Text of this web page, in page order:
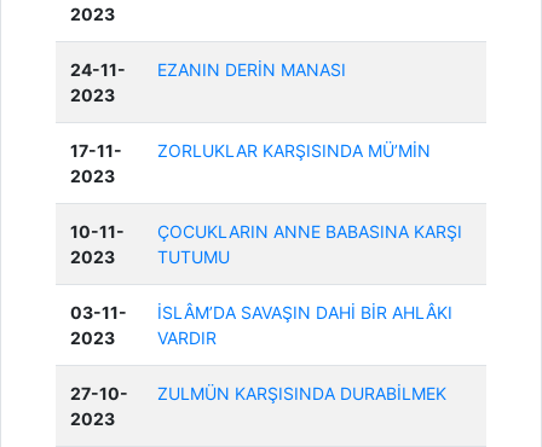
2023
24-11-
2023
EZANIN DERİN MANASI
17-11-
2023
ZORLUKLAR KARŞISINDA MÜ’MİN
10-11-
2023
ÇOCUKLARIN ANNE BABASINA KARŞI
TUTUMU
03-11-
2023
İSLÂM’DA SAVAŞIN DAHİ BİR AHLÂKI
VARDIR
27-10-
2023
ZULMÜN KARŞISINDA DURABİLMEK